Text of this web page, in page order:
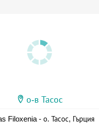
о-в Тасос
Filoxenia - о. Тасос, Гърция